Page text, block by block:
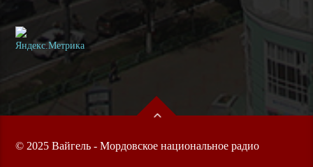
© 2025 Вайгель - Мордовское национальное радио